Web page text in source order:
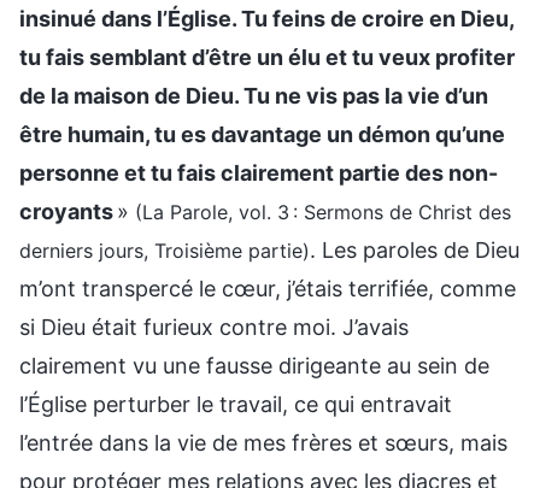
insinué dans l’Église. Tu feins de croire en Dieu,
tu fais semblant d’être un élu et tu veux profiter
de la maison de Dieu. Tu ne vis pas la vie d’un
être humain, tu es davantage un démon qu’une
personne et tu fais clairement partie des non-
croyants» (La Parole, vol. 3 : Sermons de Christ des
derniers jours, Troisième partie). Les paroles de Dieu
m’ont transpercé le cœur, j’étais terrifiée, comme
si Dieu était furieux contre moi. J’avais
clairement vu une fausse dirigeante au sein de
l’Église perturber le travail, ce qui entravait
l’entrée dans la vie de mes frères et sœurs, mais
pour protéger mes relations avec les diacres et